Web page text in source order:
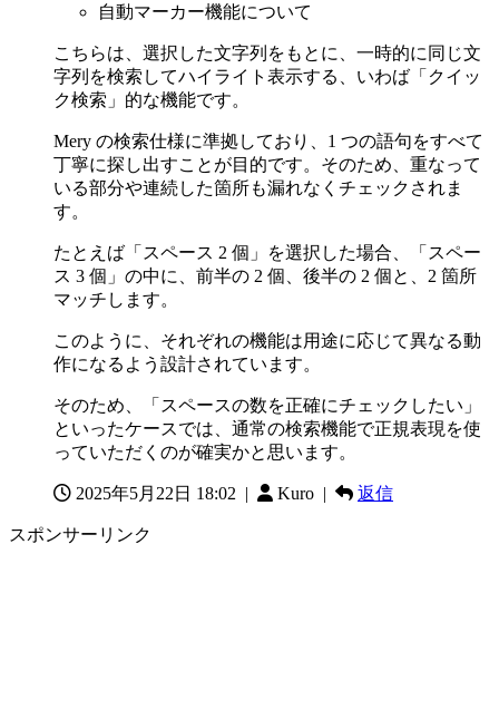
自動マーカー機能について
こちらは、選択した文字列をもとに、一時的に同じ文
字列を検索してハイライト表示する、いわば「クイッ
ク検索」的な機能です。
Mery の検索仕様に準拠しており、1 つの語句をすべて
丁寧に探し出すことが目的です。そのため、重なって
いる部分や連続した箇所も漏れなくチェックされま
す。
たとえば「スペース 2 個」を選択した場合、「スペー
ス 3 個」の中に、前半の 2 個、後半の 2 個と、2 箇所
マッチします。
このように、それぞれの機能は用途に応じて異なる動
作になるよう設計されています。
そのため、「スペースの数を正確にチェックしたい」
といったケースでは、通常の検索機能で正規表現を使
っていただくのが確実かと思います。
2025年5月22日 18:02 | Kuro | 返信
スポンサーリンク